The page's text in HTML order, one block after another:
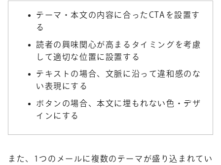
テーマ・本文の内容に合ったCTAを設置す
る
読者の興味関心が高まるタイミングを考慮
して適切な位置に設置する
テキストの場合、文脈に沿って違和感のな
い表現にする
ボタンの場合、本文に埋もれない色・デザ
インにする
また、1つのメールに複数のテーマが盛り込まれてい